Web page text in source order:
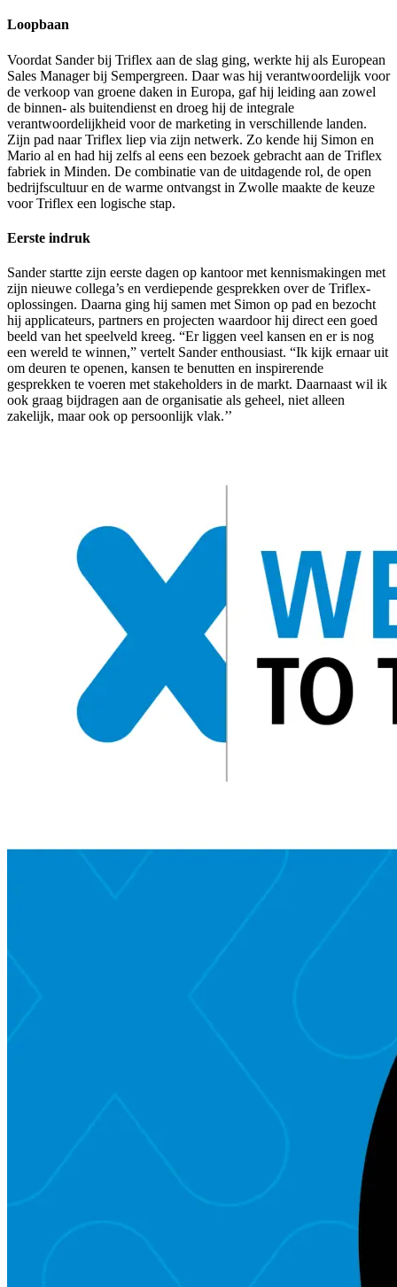
Loopbaan
Voordat Sander bij Triflex aan de slag ging, werkte hij als European
Sales Manager bij Sempergreen. Daar was hij verantwoordelijk voor
de verkoop van groene daken in Europa, gaf hij leiding aan zowel
de binnen- als buitendienst en droeg hij de integrale
verantwoordelijkheid voor de marketing in verschillende landen.
Zijn pad naar Triflex liep via zijn netwerk. Zo kende hij Simon en
Mario al en had hij zelfs al eens een bezoek gebracht aan de Triflex
fabriek in Minden. De combinatie van de uitdagende rol, de open
bedrijfscultuur en de warme ontvangst in Zwolle maakte de keuze
voor Triflex een logische stap.
Eerste indruk
Sander startte zijn eerste dagen op kantoor met kennismakingen met
zijn nieuwe collega’s en verdiepende gesprekken over de Triflex-
oplossingen. Daarna ging hij samen met Simon op pad en bezocht
hij applicateurs, partners en projecten waardoor hij direct een goed
beeld van het speelveld kreeg. “Er liggen veel kansen en er is nog
een wereld te winnen,” vertelt Sander enthousiast. “Ik kijk ernaar uit
om deuren te openen, kansen te benutten en inspirerende
gesprekken te voeren met stakeholders in de markt. Daarnaast wil ik
ook graag bijdragen aan de organisatie als geheel, niet alleen
zakelijk, maar ook op persoonlijk vlak.’’